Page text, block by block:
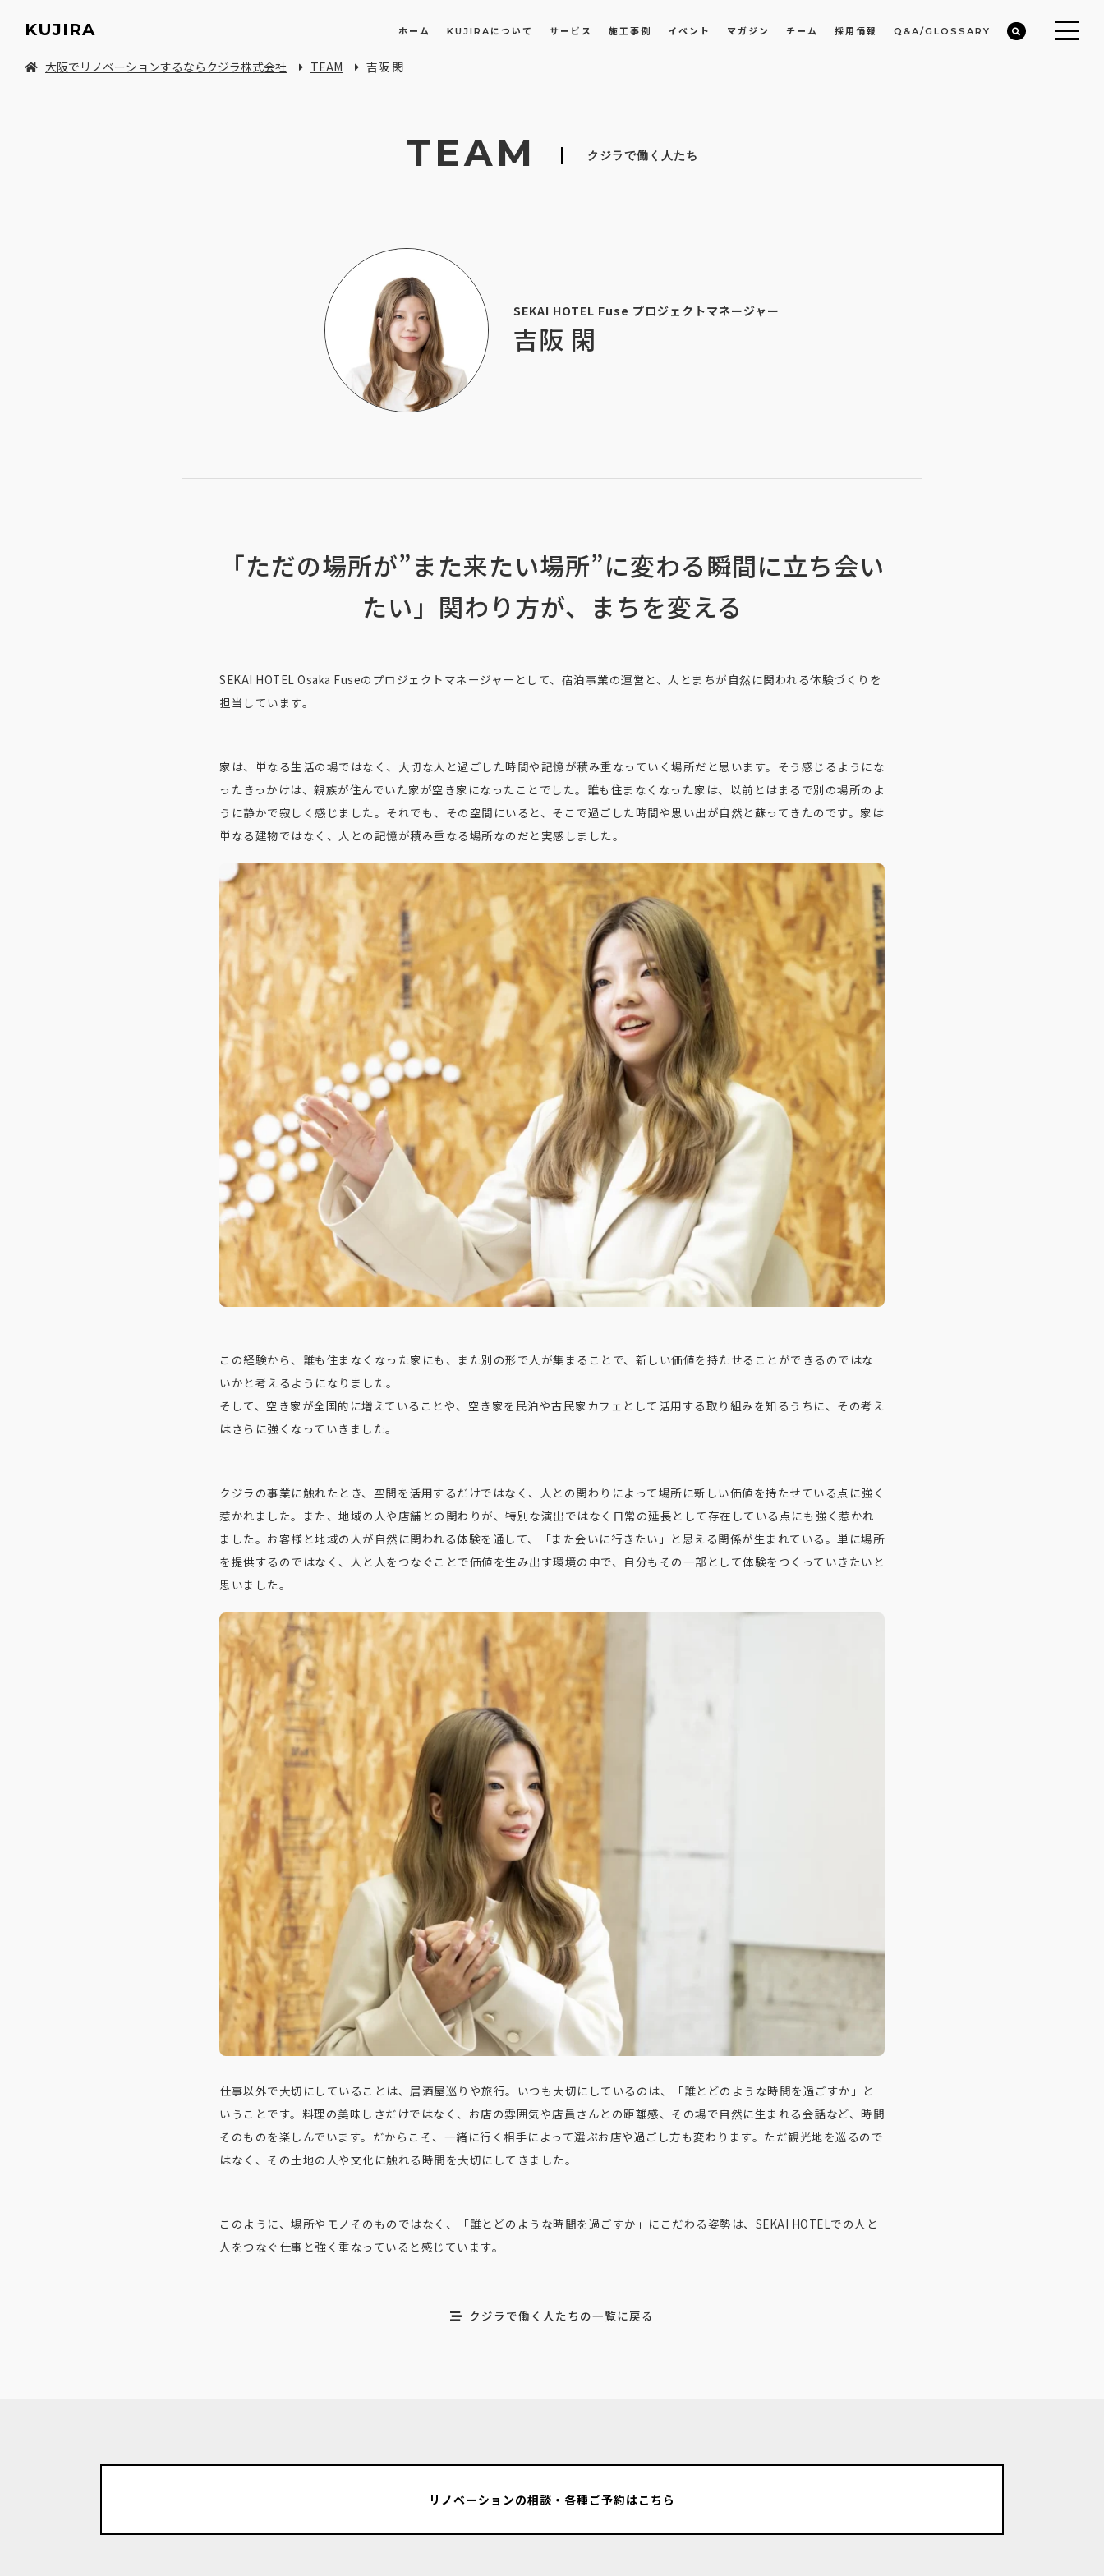
KUJIRA ホーム KUJIRAについて サービス 施工事例 イベント マガジン チーム 採用情報 Q&A/GLOSSARY
大阪でリノベーションするならクジラ株式会社 TEAM 吉阪 閑
TEAM クジラで働く人たち
SEKAI HOTEL Fuse プロジェクトマネージャー
吉阪 閑
「ただの場所が”また来たい場所”に変わる瞬間に立ち会い
たい」関わり方が、まちを変える
SEKAI HOTEL Osaka Fuseのプロジェクトマネージャーとして、宿泊事業の運営と、人とまちが自然に関われる体験づくりを
担当しています。
家は、単なる生活の場ではなく、大切な人と過ごした時間や記憶が積み重なっていく場所だと思います。そう感じるようにな
ったきっかけは、親族が住んでいた家が空き家になったことでした。誰も住まなくなった家は、以前とはまるで別の場所のよ
うに静かで寂しく感じました。それでも、その空間にいると、そこで過ごした時間や思い出が自然と蘇ってきたのです。家は
単なる建物ではなく、人との記憶が積み重なる場所なのだと実感しました。
この経験から、誰も住まなくなった家にも、また別の形で人が集まることで、新しい価値を持たせることができるのではな
いかと考えるようになりました。
そして、空き家が全国的に増えていることや、空き家を民泊や古民家カフェとして活用する取り組みを知るうちに、その考え
はさらに強くなっていきました。
クジラの事業に触れたとき、空間を活用するだけではなく、人との関わりによって場所に新しい価値を持たせている点に強く
惹かれました。また、地域の人や店舗との関わりが、特別な演出ではなく日常の延長として存在している点にも強く惹かれ
ました。お客様と地域の人が自然に関われる体験を通して、「また会いに行きたい」と思える関係が生まれている。単に場所
を提供するのではなく、人と人をつなぐことで価値を生み出す環境の中で、自分もその一部として体験をつくっていきたいと
思いました。
仕事以外で大切にしていることは、居酒屋巡りや旅行。いつも大切にしているのは、「誰とどのような時間を過ごすか」と
いうことです。料理の美味しさだけではなく、お店の雰囲気や店員さんとの距離感、その場で自然に生まれる会話など、時間
そのものを楽しんでいます。だからこそ、一緒に行く相手によって選ぶお店や過ごし方も変わります。ただ観光地を巡るので
はなく、その土地の人や文化に触れる時間を大切にしてきました。
このように、場所やモノそのものではなく、「誰とどのような時間を過ごすか」にこだわる姿勢は、SEKAI HOTELでの人と
人をつなぐ仕事と強く重なっていると感じています。
クジラで働く人たちの一覧に戻る
リノベーションの相談・各種ご予約はこちら